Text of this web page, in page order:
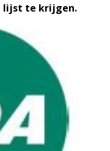
lijst te krijgen.